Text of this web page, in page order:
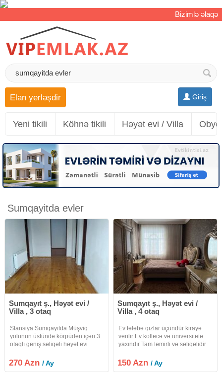
Bizimlə əlaqə
Giriş
Elan yerləşdir
Yeni tikili Köhnə tikili Həyət evi / Villa
Sumqayitda evler
Sumqayıt ş., Həyət evi /
Villa , 3 otaq
Stansiya Sumqayıtda Müşviq
yolunun üstündə körpüden içəri 3
otaqlı geniş səliqəli həyət evi
genişdir. Evde kombi sistemi
metbex mebeli vayfay var. Uzun
270 Azn/ Ay
Sumqayıt ş., Həyət evi /
Villa , 4 otaq
Ev tələbə qızlar üçündür kirayə
verilir Ev kollecə və üniversitetə
yaxındır Tam təmirli və səliqəlidir
150 Azn/ Ay